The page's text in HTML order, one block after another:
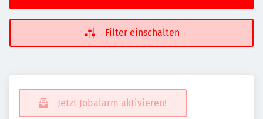
Filter einschalten
Jetzt Jobalarm aktivieren!